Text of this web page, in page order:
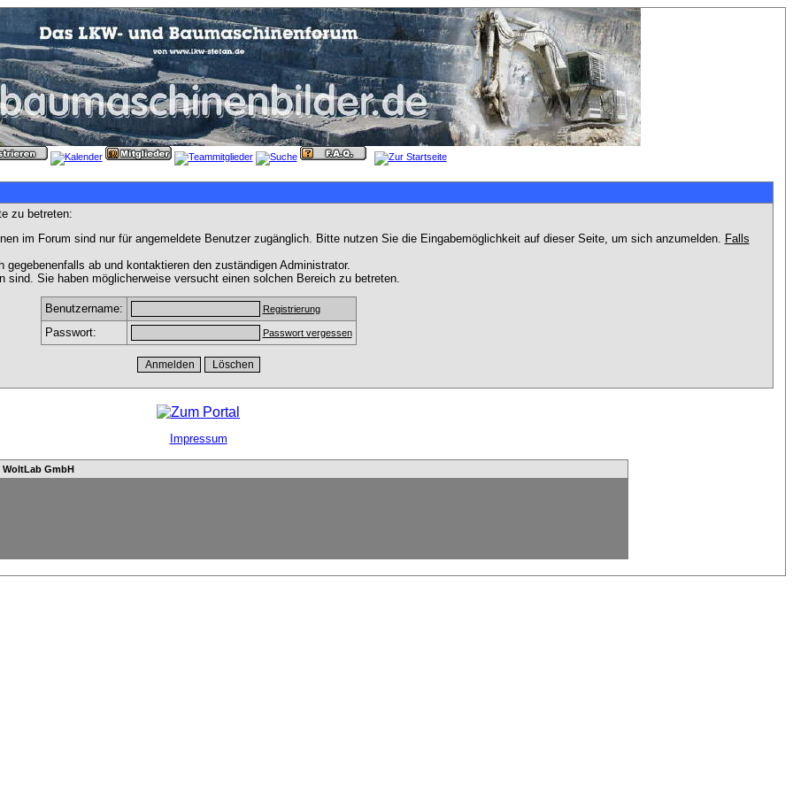
zu betreten:
im Forum sind nur für angemeldete Benutzer zugänglich. Bitte nutzen Sie die Eingabemöglichkeit auf dieser Seite, um sich anzumelden. Falls
ab und kontaktieren den zuständigen Administrator.
Sie haben möglicherweise versucht einen solchen Bereich zu betreten.
Benutzername: Registrierung
Passwort: Passwort vergessen
Impressum
WoltLab GmbH